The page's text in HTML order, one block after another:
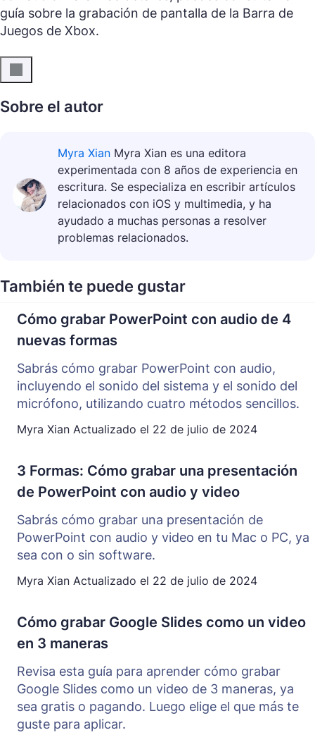
guía sobre la grabación de pantalla de la Barra de
Juegos de Xbox.
Sobre el autor
Myra Xian Myra Xian es una editora
experimentada con 8 años de experiencia en
escritura. Se especializa en escribir artículos
relacionados con iOS y multimedia, y ha
ayudado a muchas personas a resolver
problemas relacionados.
También te puede gustar
Cómo grabar PowerPoint con audio de 4
nuevas formas
Sabrás cómo grabar PowerPoint con audio,
incluyendo el sonido del sistema y el sonido del
micrófono, utilizando cuatro métodos sencillos.
Myra Xian Actualizado el 22 de julio de 2024
3 Formas: Cómo grabar una presentación
de PowerPoint con audio y video
Sabrás cómo grabar una presentación de
PowerPoint con audio y video en tu Mac o PC, ya
sea con o sin software.
Myra Xian Actualizado el 22 de julio de 2024
Cómo grabar Google Slides como un video
en 3 maneras
Revisa esta guía para aprender cómo grabar
Google Slides como un video de 3 maneras, ya
sea gratis o pagando. Luego elige el que más te
guste para aplicar.